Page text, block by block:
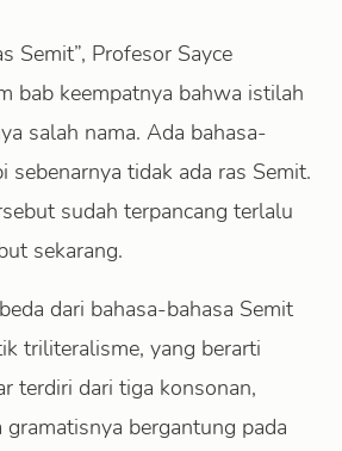
Semit”, Profesor Sayce
bab keempatnya bahwa istilah
salah nama. Ada bahasa-
sebenarnya tidak ada ras Semit.
sudah terpancang terlalu
sekarang.
dari bahasa-bahasa Semit
triliteralisme, yang berarti
terdiri dari tiga konsonan,
gramatisnya bergantung pada